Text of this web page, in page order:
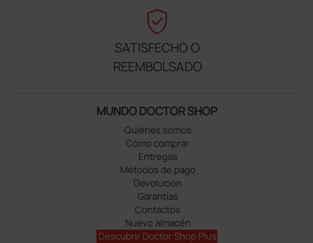
verified_user
SATISFECHO O
REEMBOLSADO
MUNDO DOCTOR SHOP
Quiénes somos
Cómo comprar
Entregas
Métodos de pago
Devolución
Garantías
Contactos
Nuevo almacén
Descubrir Doctor Shop Plus